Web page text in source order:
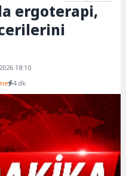
ergoterapi,
18:10
4 dk.